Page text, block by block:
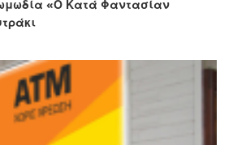
«Ο Κατά Φαντασίαν